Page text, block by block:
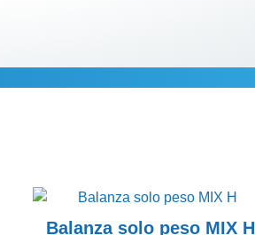
adicional
Balanza solo peso MIX H